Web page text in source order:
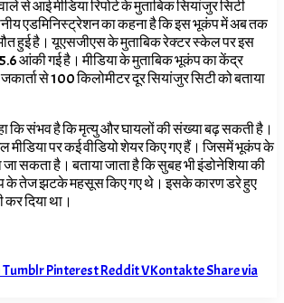
से आई मीडिया रिपोर्ट के मुताबिक सियांजुर सिटी
एडमिनिस्ट्रेशन का कहना है कि इस भूकंप में अब तक
हुई है। यूएसजीएस के मुताबिक रेक्टर स्केल पर इस
6आंकी गई है। मीडिया के मुताबिक भूकंप का केंद्र
से 100 किलोमीटर दूर सियांजुर सिटी को बताया
कि संभव है कि मृत्यु और घायलों की संख्या बढ़ सकती है।
पर कई वीडियो शेयर किए गए हैं। जिसमें भूकंप के
जा सकता है। बताया जाता है कि सुबह भी इंडोनेशिया की
के तेज झटके महसूस किए गए थे। इसके कारण डरे हुए
कर दिया था।
TumblrPinterestRedditVKontakteShare via